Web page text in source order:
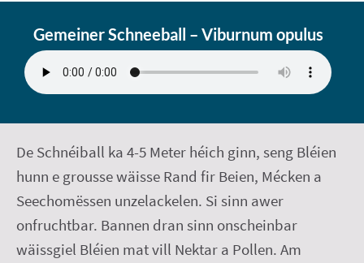
Gemeiner Schneeball – Viburnum opulus
De Schnéiball ka 4-5 Meter héich ginn, seng Bléien
hunn e grousse wäisse Rand fir Beien, Mécken a
Seechomëssen unzelackelen. Si sinn awer
onfruchtbar. Bannen dran sinn onscheinbar
wäissgiel Bléien mat vill Nektar a Pollen. Am